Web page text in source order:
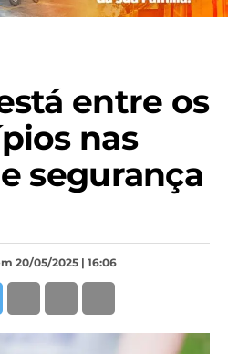
entre os
nas
segurança
20/05/2025 | 16:06